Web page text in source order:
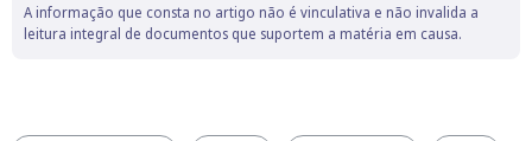
A informação que consta no artigo não é vinculativa e não invalida a
leitura integral de documentos que suportem a matéria em causa.